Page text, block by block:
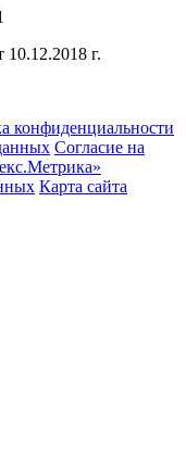
г.
конфиденциальности
Согласие на
Карта сайта